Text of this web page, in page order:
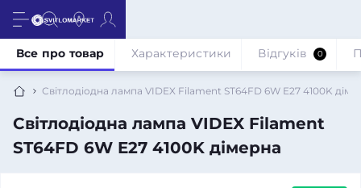
Світлодіодна лампа VIDEX Filament ST64FD 6W E27 4100K
Світлодіодна лампа VIDEX Filament
ST64FD 6W E27 4100K дімерна
Все про товар Характеристики Відгуків 0